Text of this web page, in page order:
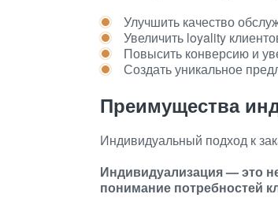
Улучшить качество
Увеличить loyality
Повысить конверсию и
Создать уникальное
Преимущества
Индивидуальный подход к
Индивидуализация — это
понимание потребностей